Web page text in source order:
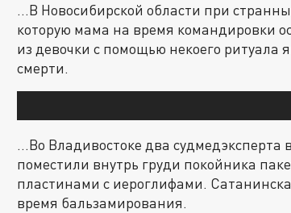
...В Новосибирской области при
которую мама на время командировки
из девочки с помощью некоего ритуала
смерти.
...Во Владивостоке два
поместили внутрь груди покойника
пластинами с иероглифами.
время бальзамирования.